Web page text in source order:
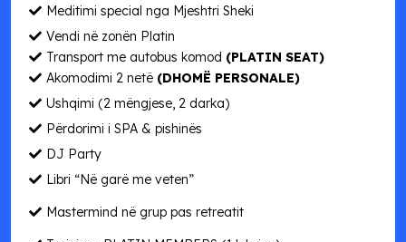
Meditimi special nga Mjeshtri Sheki
Vendi në zonën Platin
Transport me autobus komod (PLATIN SEAT)
Akomodimi 2 netë (DHOMË PERSONALE)
Ushqimi (2 mëngjese, 2 darka)
Përdorimi i SPA & pishinës
DJ Party
Libri “Në garë me veten”
Mastermind në grup pas retreatit